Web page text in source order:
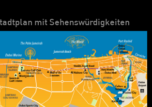
mit Sehenswürdigkeiten